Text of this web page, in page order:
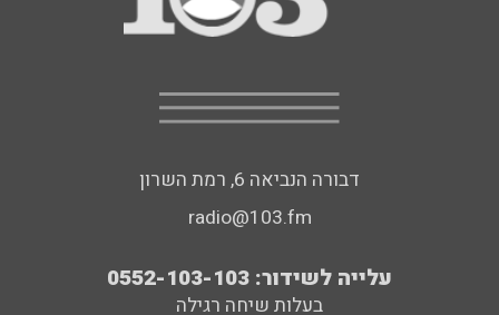
דבורה הנביאה 6, רמת השרון
radio@103.fm
עלייה לשידור: 0552-103-103
בעלות שיחה רגילה